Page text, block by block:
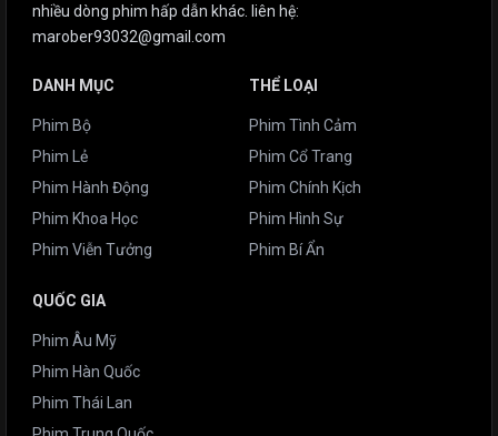
nhiều dòng phim hấp dẫn khác. liên hệ:
marober93032@gmail.com
DANH MỤC
Phim Bộ
Phim Lẻ
Phim Hành Động
Phim Khoa Học
Phim Viễn Tưởng
THỂ LOẠI
Phim Tình Cảm
Phim Cổ Trang
Phim Chính Kịch
Phim Hình Sự
Phim Bí Ẩn
QUỐC GIA
Phim Âu Mỹ
Phim Hàn Quốc
Phim Thái Lan